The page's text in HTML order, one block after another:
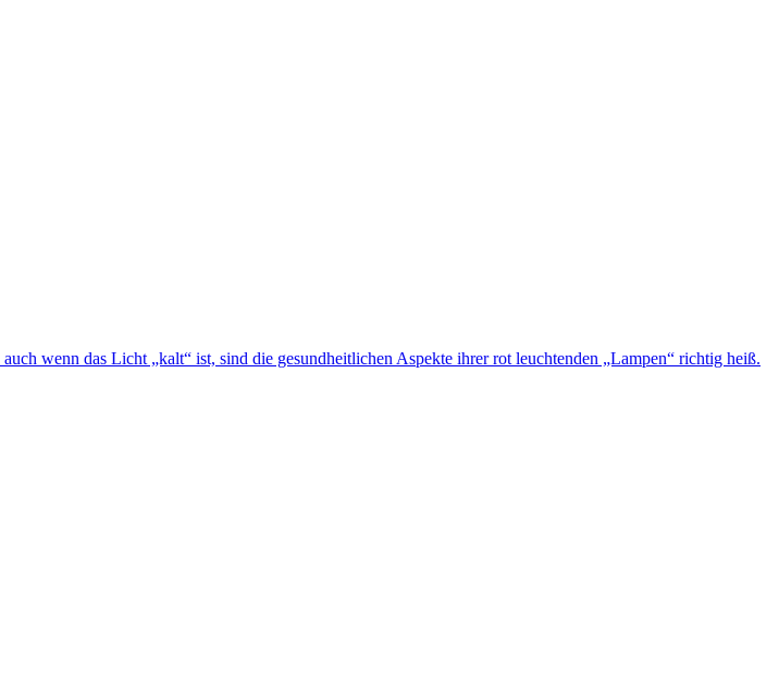
wenn das Licht „kalt“ ist, sind die gesundheitlichen Aspekte ihrer rot leuchtenden „Lampen“ richtig heiß.